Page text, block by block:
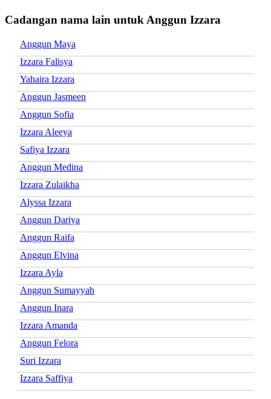
Cadangan nama lain untuk Anggun Izzara
Anggun Maya
Izzara Falisya
Yahaira Izzara
Anggun Jasmeen
Anggun Sofia
Izzara Aleeya
Safiya Izzara
Anggun Medina
Izzara Zulaikha
Alyssa Izzara
Anggun Dariya
Anggun Raifa
Anggun Elvina
Izzara Ayla
Anggun Sumayyah
Anggun Inara
Izzara Amanda
Anggun Felora
Suri Izzara
Izzara Saffiya